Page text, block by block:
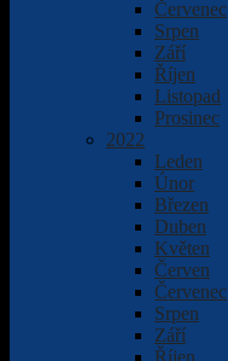
Červenec
Srpen
Září
Říjen
Listopad
Prosinec
2022
Leden
Únor
Březen
Duben
Květen
Červen
Červenec
Srpen
Září
Říjen